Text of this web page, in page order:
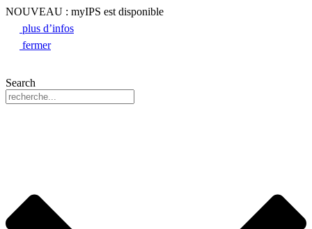
NOUVEAU : myIPS est disponible
plus d’infos
fermer
Search